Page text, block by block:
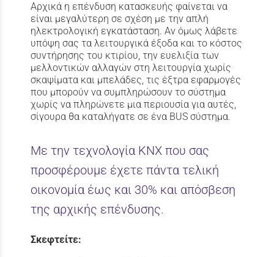
Αρχικά η επένδυση κατασκευής φαίνεται να
είναι μεγαλύτερη σε σχέση με την απλή
ηλεκτρολογική εγκατάσταση. Αν όμως λάβετε
υπόψη σας τα λειτουργικά έξοδα και το κόστος
συντήρησης του κτιρίου, την ευελιξία των
μελλοντικών αλλαγών στη λειτουργία χωρίς
σκαψίματα και μπελάδες, τις έξτρα εφαρμογές
που μπορούν να συμπληρώσουν το σύστημα
χωρίς να πληρώνετε μια περιουσία για αυτές,
σίγουρα θα καταλήγατε σε ένα BUS σύστημα.
Με την τεχνολογία KNX που σας
προσφέρουμε έχετε πάντα τελική
οικονομία έως και 30% και απόσβεση
της αρχικής επένδυσης.
Σκεφτείτε: